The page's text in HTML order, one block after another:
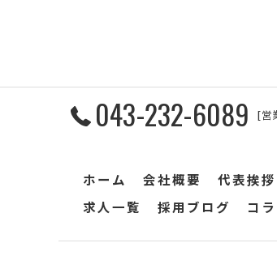
043-232-6089 [営
ホーム 会社概要 代表挨拶
求人一覧
採用ブログ コ